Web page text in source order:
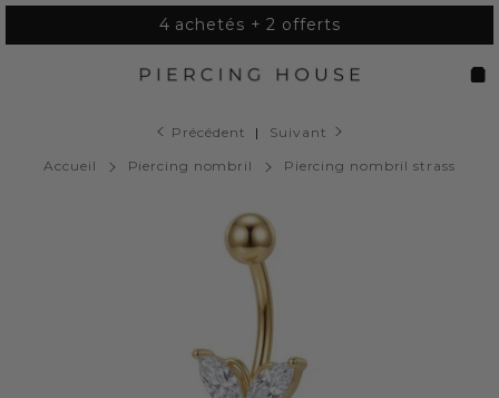
Passer
au
4 achetés + 2 offerts
Accueil Piercing nombril Piercing nombril strass
Précédent | Suivant